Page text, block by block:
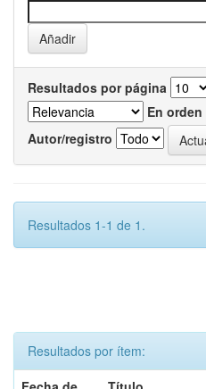
Resultados por página
En orden
Autor/registro
Resultados 1-1 de 1.
Resultados por ítem: